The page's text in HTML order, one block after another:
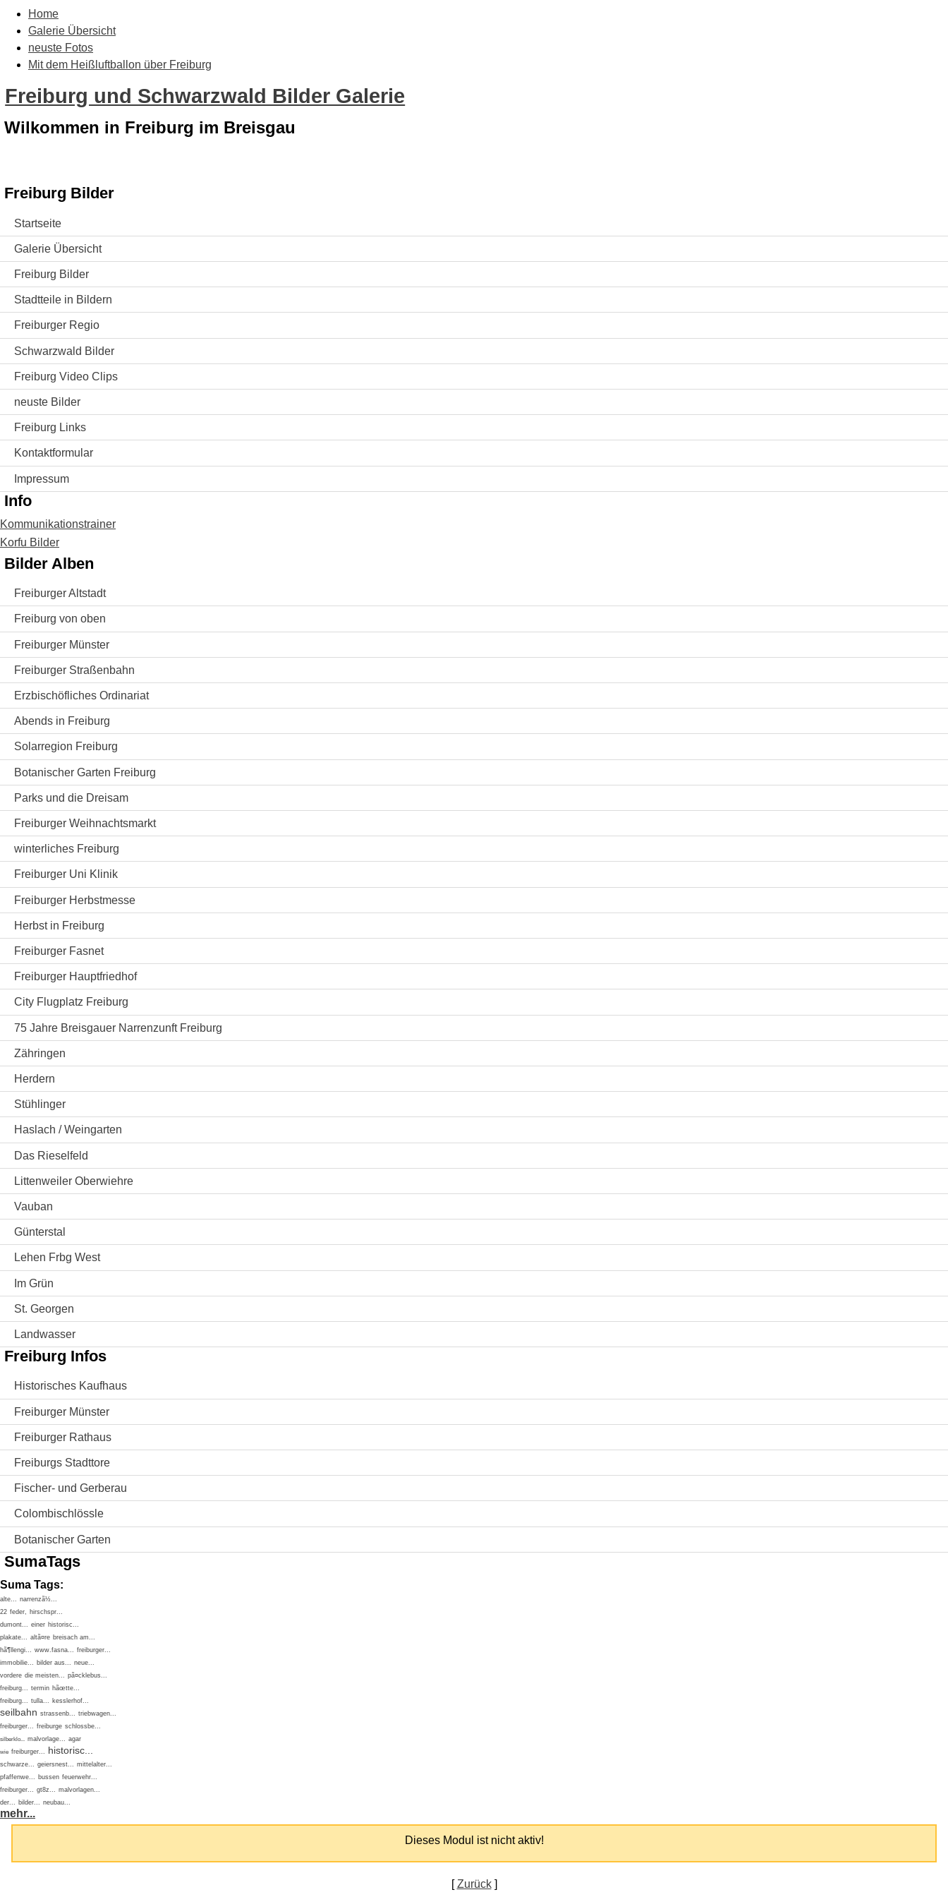
Home
Galerie Übersicht
neuste Fotos
Mit dem Heißluftballon über Freiburg
Freiburg und Schwarzwald Bilder Galerie
Wilkommen in Freiburg im Breisgau
Freiburg Bilder
Startseite
Galerie Übersicht
Freiburg Bilder
Stadtteile in Bildern
Freiburger Regio
Schwarzwald Bilder
Freiburg Video Clips
neuste Bilder
Freiburg Links
Kontaktformular
Impressum
Info
Kommunikationstrainer
Korfu Bilder
Bilder Alben
Freiburger Altstadt
Freiburg von oben
Freiburger Münster
Freiburger Straßenbahn
Erzbischöfliches Ordinariat
Abends in Freiburg
Solarregion Freiburg
Botanischer Garten Freiburg
Parks und die Dreisam
Freiburger Weihnachtsmarkt
winterliches Freiburg
Freiburger Uni Klinik
Freiburger Herbstmesse
Herbst in Freiburg
Freiburger Fasnet
Freiburger Hauptfriedhof
City Flugplatz Freiburg
75 Jahre Breisgauer Narrenzunft Freiburg
Zähringen
Herdern
Stühlinger
Haslach / Weingarten
Das Rieselfeld
Littenweiler Oberwiehre
Vauban
Günterstal
Lehen Frbg West
Im Grün
St. Georgen
Landwasser
Freiburg Infos
Historisches Kaufhaus
Freiburger Münster
Freiburger Rathaus
Freiburgs Stadttore
Fischer- und Gerberau
Colombischlössle
Botanischer Garten
SumaTags
Suma Tags:
alte... narrenzã½...
22 feder, hirschspr...
dumont... einer historisc...
plakate... altã¤re breisach am...
hã¶llengi... www.fasna... freiburger...
immobilie... bilder aus... neue...
vordere die meisten... pã¤cklebus...
freiburg... termin hãœtte...
freiburg... tulla... kesslerhof...
seilbahn strassenb... triebwagen...
freiburger... freiburge schlossbe...
silberklo... malvorlage... agar
wie freiburger... historisc...
schwarze... geiersnest... mittelalter...
pfaffenwe... bussen feuerwehr...
freiburger... gt8z... malvorlagen...
der... bilder... neubau...
mehr...
Dieses Modul ist nicht aktiv!
Zurück]